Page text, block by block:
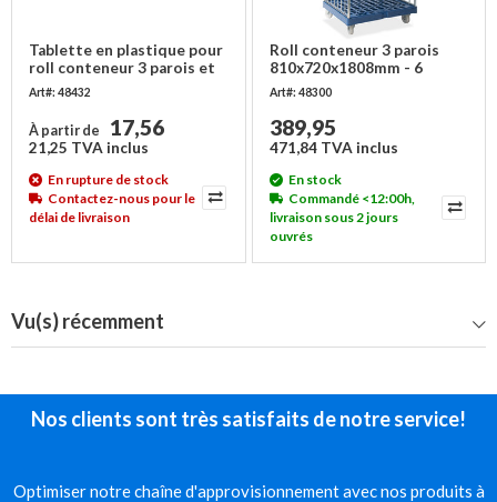
Tablette en plastique pour
roll conteneur 3 parois et
antivol
Art#: 48432
À partir de 17,56
21,25 TVA inclus
En rupture de stock
Contactez-nous pour le
délai de livraison
Roll conteneur 3 parois
810x720x1808mm - 6
niveaux
Art#: 48300
389,95
471,84 TVA inclus
En stock
Commandé <12:00h,
livraison sous 2 jours
ouvrés
Vu(s) récemment
Nos clients sont très satisfaits de notre service!
Optimiser notre chaîne d'approvisionnement avec nos produits à